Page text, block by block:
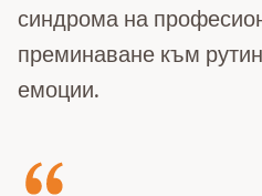
синдрома на
преминаване към
емоции.